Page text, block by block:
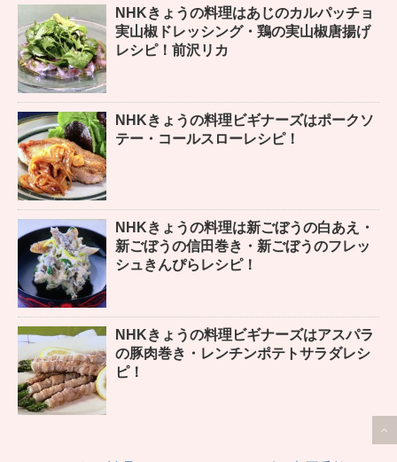
NHKきょうの料理はあじのカルパッチョ
実山椒ドレッシング・鶏の実山椒唐揚げ
レシピ！前沢リカ
NHKきょうの料理ビギナーズはポークソ
テー・コールスローレシピ！
NHKきょうの料理は新ごぼうの白あえ・
新ごぼうの信田巻き・新ごぼうのフレッ
シュきんぴらレシピ！
NHKきょうの料理ビギナーズはアスパラ
の豚肉巻き・レンチンポテトサラダレシ
ピ！